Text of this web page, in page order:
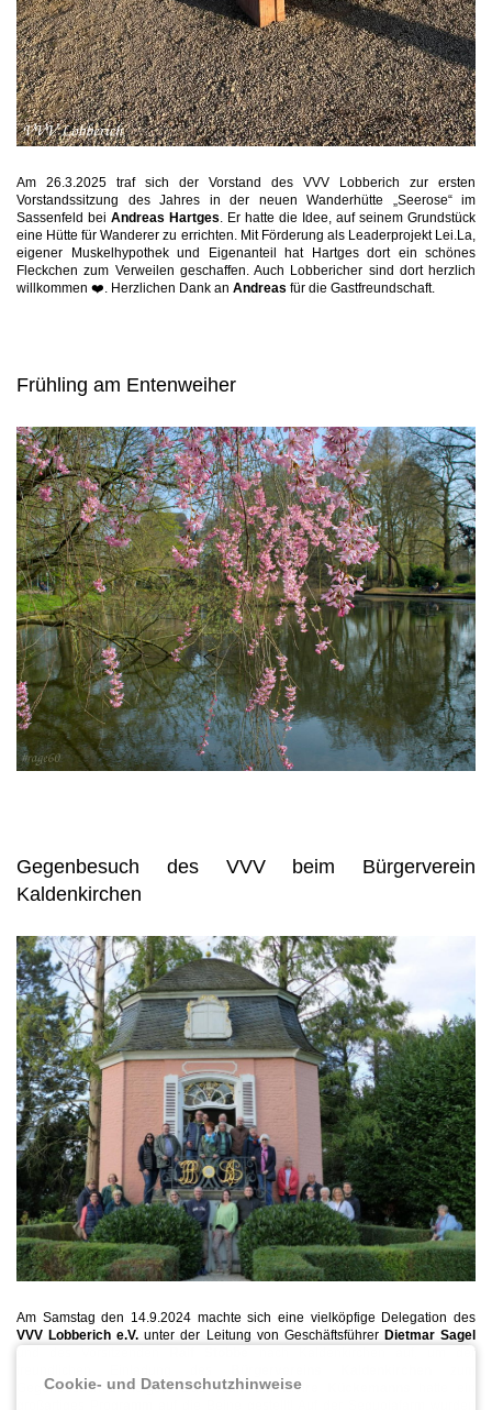
Am 26.3.2025 traf sich der Vorstand des VVV Lobberich zur ersten
Vorstandssitzung des Jahres in der neuen Wanderhütte „Seerose“ im
Sassenfeld bei Andreas Hartges . Er hatte die Idee, auf seinem Grundstück
eine Hütte für Wanderer zu errichten. Mit Förderung als Leaderprojekt Lei.La,
eigener Muskelhypothek und Eigenanteil hat Hartges dort ein schönes
Fleckchen zum Verweilen geschaffen. Auch Lobbericher sind dort herzlich
willkommen ❤️. Herzlichen Dank an Andreas für die Gastfreundschaft.
Frühling am Entenweiher
Gegenbesuch des VVV beim Bürgerverein
Kaldenkirchen
Am Samstag den 14.9.2024 machte sich eine vielköpfige Delegation des
VVV Lobberich e.V. unter der Leitung von Geschäftsführer Dietmar Sagel
Gegenbesuch zu folgen. Das Team umElvire Kückemanns
Cookie- und Datenschutzhinweise